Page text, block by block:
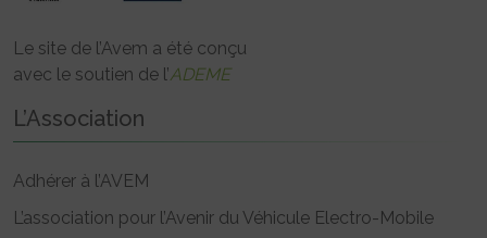
Le site de l’Avem a été conçu
avec le soutien de l’ADEME
L’Association
Adhérer à l’AVEM
L’association pour l’Avenir du Véhicule Electro-Mobile